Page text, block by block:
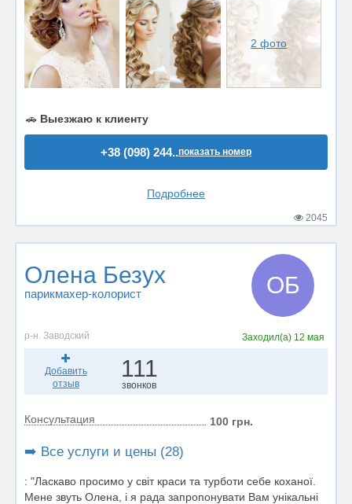
2 фото
🚗 Выезжаю к клиенту
+38 (098) 244..показать номер
Подробнее
2045
Олена Безух
парикмахер-колорист ОБ
р-н. Заводский Заходил(а) 12 мая
Добавить
отзыв
111
звонков
Консультация 100 грн.
➡️ Все услуги и цены (28)
: "Ласкаво просимо у світ краси та турботи себе коханої.
Мене звуть Олена, і я рада запропонувати Вам унікальні